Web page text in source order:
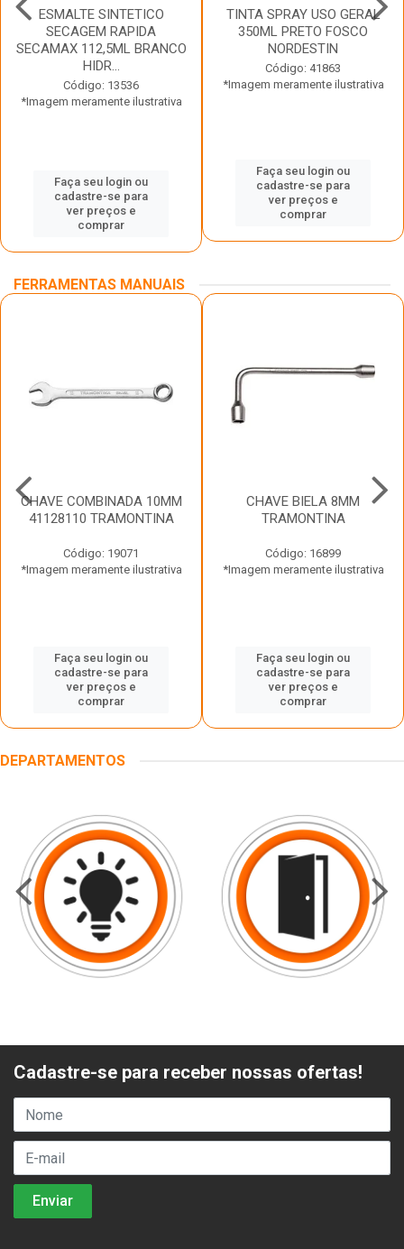
ESMALTE SINTETICO
SECAGEM RAPIDA
SECAMAX 112,5ML BRANCO
HIDR...
Código: 13536
*Imagem meramente ilustrativa
Faça seu login ou
cadastre-se para
ver preços e
comprar
TINTA SPRAY USO GERAL
350ML PRETO FOSCO
NORDESTIN
Código: 41863
*Imagem meramente ilustrativa
Faça seu login ou
cadastre-se para
ver preços e
comprar
FERRAMENTAS MANUAIS
CHAVE COMBINADA 10MM
41128110 TRAMONTINA
Código: 19071
*Imagem meramente ilustrativa
Faça seu login ou
cadastre-se para
ver preços e
comprar
CHAVE BIELA 8MM
TRAMONTINA
Código: 16899
*Imagem meramente ilustrativa
Faça seu login ou
cadastre-se para
ver preços e
comprar
DEPARTAMENTOS
Cadastre-se para receber nossas ofertas!